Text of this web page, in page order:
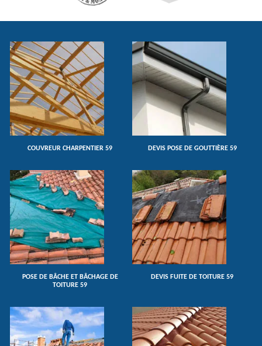
COUVREUR CHARPENTIER 59 DEVIS POSE DE GOUTTIÈRE 59
POSE DE BÂCHE ET BÂCHAGE DE
TOITURE 59
DEVIS FUITE DE TOITURE 59